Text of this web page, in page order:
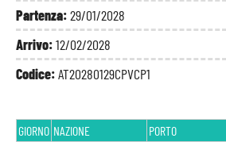
Partenza:29/01/2028
Arrivo:12/02/2028
Codice:AT20280129CPVCP1
GIORNO NAZIONE PORTO